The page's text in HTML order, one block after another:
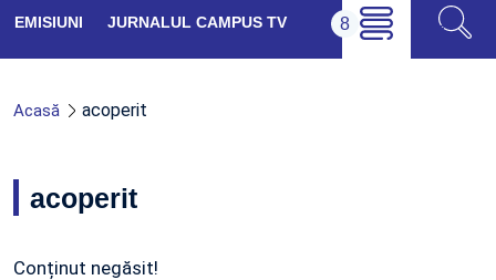
EMISIUNI JURNALUL CAMPUS TV
Acasă acoperit
acoperit
Conținut negăsit!